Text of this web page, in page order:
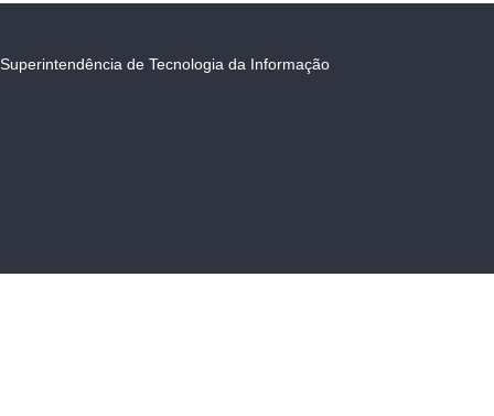
Superintendência de Tecnologia da Informação